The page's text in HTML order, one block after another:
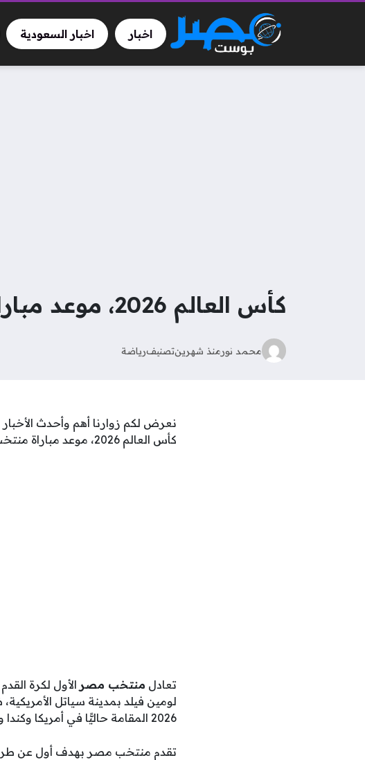
اخبار اخبار السعودية
كأس العالم 2026، موعد مباراة منتخب مصر أمام نيوزيلندا والقنوات الناقلة
محمد نورمنذ شهرينتصنيفرياضة
نعرض لكم زوارنا أهم وأحدث الأخبار
كأس العالم 2026، موعد مباراة منتخب مصر أمام نيوزيلندا والقنوات الناقلة, اليوم الثلاثاء 16 يونيو 2026 12:16 صباحاً
تعادل منتخب مصر الأول لكرة
لومين فيلد بمدينة سياتل
2026 المقامة حاليًّا في أمريكا وكندا والمكسيك